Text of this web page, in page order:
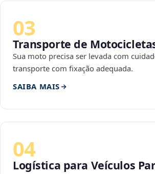
03
Transporte de
Sua moto precisa ser levada com
transporte com fixação adequada.
SAIBA MAIS
04
Logística para Veículos